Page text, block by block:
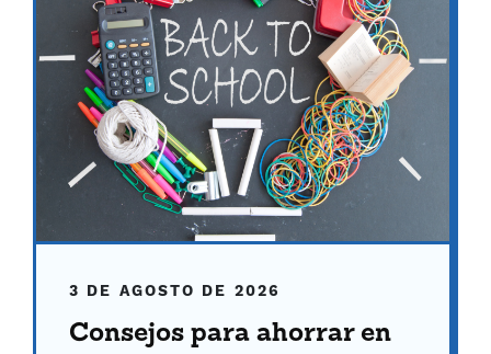
3 DE AGOSTO DE 2026
Consejos para ahorrar en